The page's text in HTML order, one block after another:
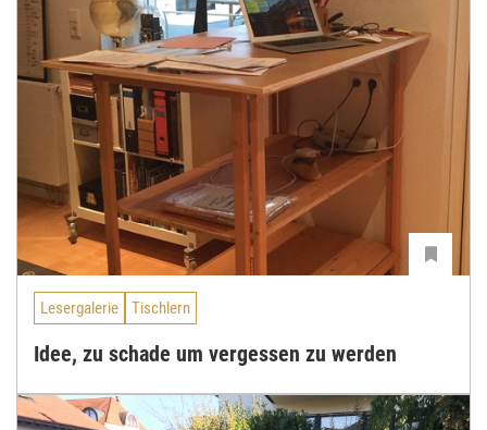
Lesergalerie Tischlern
Idee, zu schade um vergessen zu werden